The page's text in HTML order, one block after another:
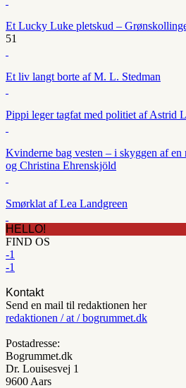
Et Lucky Luke pletskud –
51
Et liv langt borte af M. L. Stedman
Pippi leger tagfat med politiet af Astrid
Kvinderne bag vesten – i skyggen af
og Christina Ehrenskjöld
Smørklat af Lea Landgreen
HELLO!
FIND OS
-1
-1
Kontakt
Send en mail til redaktionen her
redaktionen / at / bogrummet.dk
Postadresse:
Bogrummet.dk
Dr. Louisesvej 1
9600 Aars